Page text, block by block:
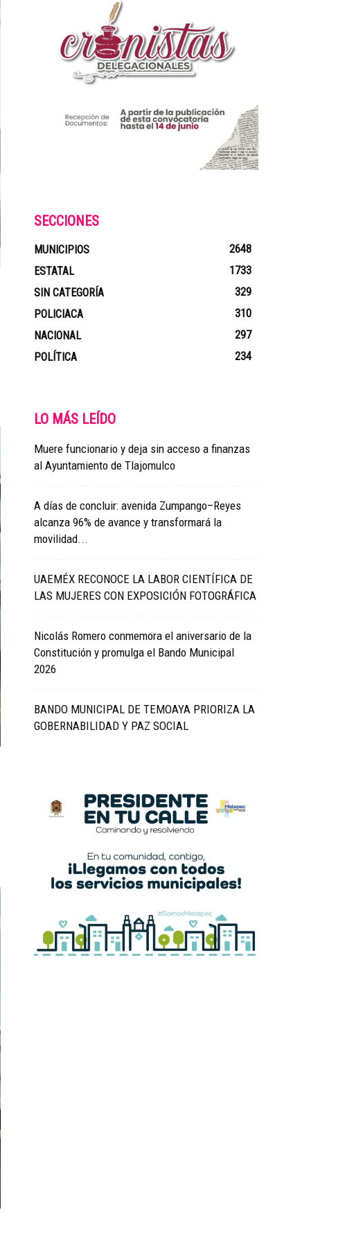
SECCIONES
MUNICIPIOS
2648
ESTATAL
1733
SIN CATEGORÍA
329
POLICIACA
310
NACIONAL
297
POLÍTICA
234
LO MÁS LEÍDO
Muere funcionario y deja sin acceso a finanzas
al Ayuntamiento de Tlajomulco
A días de concluir: avenida Zumpango–Reyes
alcanza 96% de avance y transformará la
movilidad...
UAEMÉX RECONOCE LA LABOR CIENTÍFICA DE
LAS MUJERES CON EXPOSICIÓN FOTOGRÁFICA
Nicolás Romero conmemora el aniversario de la
Constitución y promulga el Bando Municipal
2026
BANDO MUNICIPAL DE TEMOAYA PRIORIZA LA
GOBERNABILIDAD Y PAZ SOCIAL